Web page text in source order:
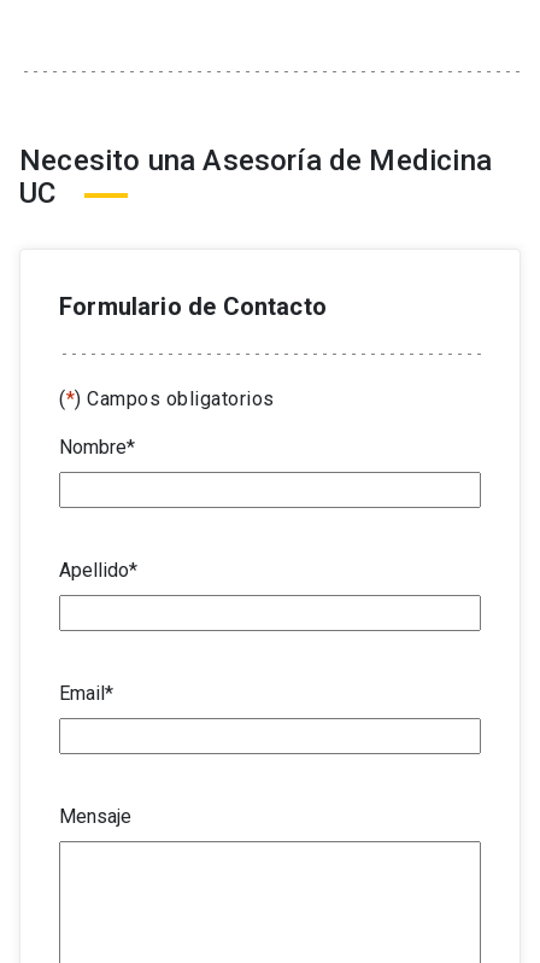
Vigilancia epidemiológica en organizaciones.
Necesito una Asesoría de Medicina
UC
Formulario de Contacto
(*) Campos obligatorios
Nombre*
Apellido*
Email*
Mensaje